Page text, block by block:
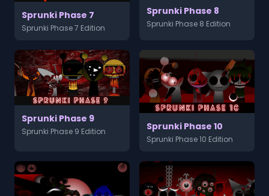
Sprunki Phase 7
Sprunki Phase 7 Edition
Sprunki Phase 8
Sprunki Phase 8 Edition
Sprunki Phase 9
Sprunki Phase 9 Edition Sprunki Phase 10
Sprunki Phase 10 Edition